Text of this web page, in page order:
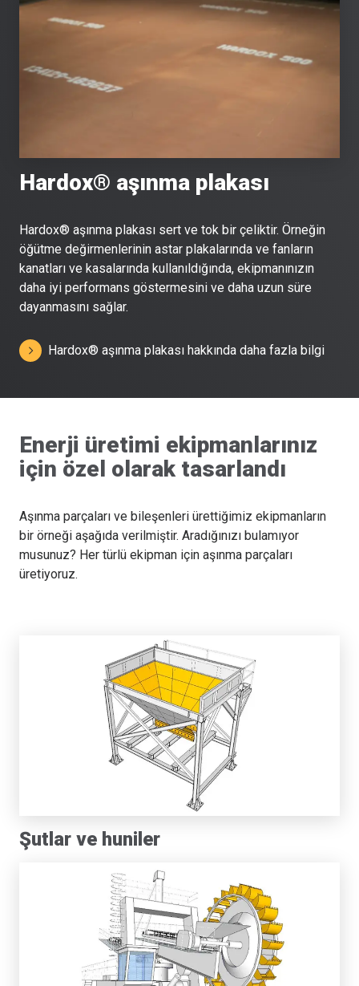
Hardox® aşınma plakası
Hardox® aşınma plakası sert ve tok bir çeliktir. Örneğin
öğütme değirmenlerinin astar plakalarında ve fanların
kanatları ve kasalarında kullanıldığında, ekipmanınızın
daha iyi performans göstermesini ve daha uzun süre
dayanmasını sağlar.
Hardox® aşınma plakası hakkında daha fazla bilgi
Enerji üretimi ekipmanlarınız
için özel olarak tasarlandı
Aşınma parçaları ve bileşenleri ürettiğimiz ekipmanların
bir örneği aşağıda verilmiştir. Aradığınızı bulamıyor
musunuz? Her türlü ekipman için aşınma parçaları
üretiyoruz.
Şutlar ve huniler